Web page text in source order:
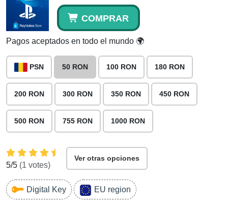
COMPRAR
Pagos aceptados en todo el mundo 🌍
PSN 50 RON 100 RON 180 RON
200 RON 300 RON 350 RON 450 RON
500 RON 755 RON 1000 RON
5/5 (1 votes)
Ver otras opciones
Digital Key EU region